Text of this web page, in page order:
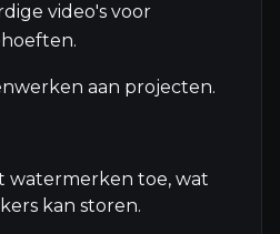
video's voor
aan projecten.
watermerken toe, wat
kan storen.